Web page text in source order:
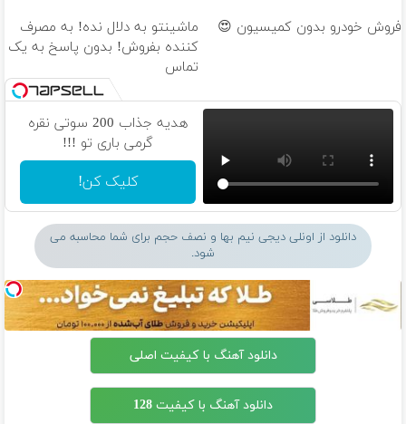
فروش خودرو بدون کمیسیون 😍
ماشینتو به دلال نده! به مصرف
کننده بفروش! بدون پاسخ به یک
تماس
هدیه جذاب 200 سوتی نقره
گرمی باری تو !!!
کلیک کن!
دانلود از اونلی دیجی نیم بها و نصف حجم برای شما محاسبه می
شود.
دانلود آهنگ با کیفیت اصلی
دانلود آهنگ با کیفیت 128